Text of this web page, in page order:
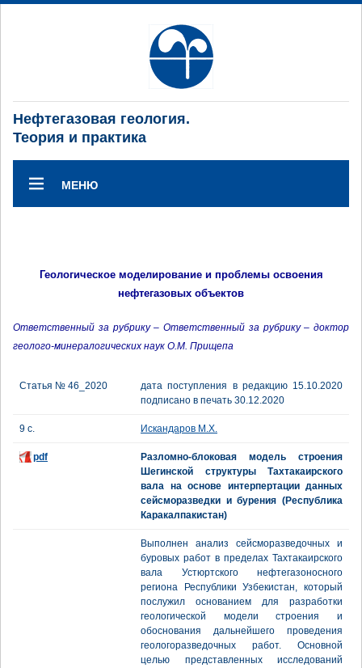
Нефтегазовая геология.
Теория и практика
МЕНЮ
Геологическое моделирование и проблемы освоения
нефтегазовых объектов
Ответственный за рубрику – Ответственный за рубрику – доктор
геолого-минералогических наук О.М. Прищепа
Статья № 46_2020
дата поступления в редакцию 15.10.2020
подписано в печать 30.12.2020
9 с. Искандаров М.Х.
pdf
Разломно-блоковая модель строения
Шегинской структуры Тахтакаирского
вала на основе интерпертации данных
сейсморазведки и бурения (Республика
Каракалпакистан)
Выполнен анализ сейсморазведочных и
буровых работ в пределах Тахтакаирского
вала Устюртского нефтегазоносного
региона Республики Узбекистан, который
послужил основанием для разработки
геологической модели строения и
обоснования дальнейшего проведения
геологоразведочных работ. Основной
целью представленных исследований